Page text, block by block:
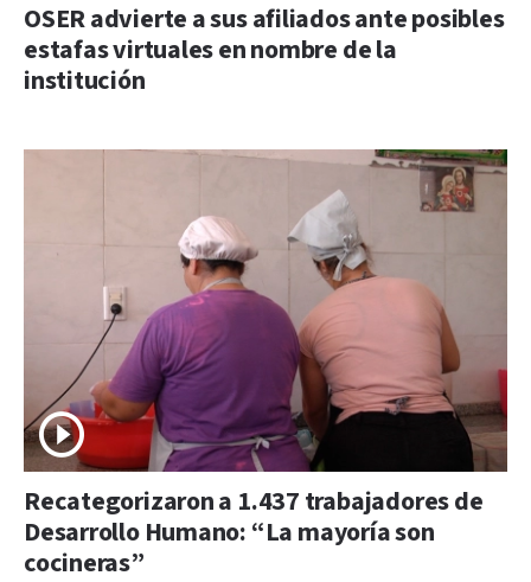
OSER advierte a sus afiliados ante posibles
estafas virtuales en nombre de la
institución
Recategorizaron a 1.437 trabajadores de
Desarrollo Humano: “La mayoría son
cocineras”